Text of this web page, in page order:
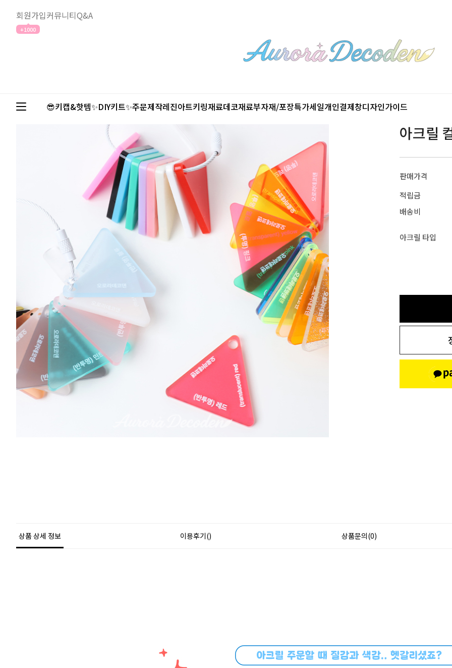
회원가입
+1000
커뮤니티Q&A
😎키캡&핫템✨DIY키트✨주문제작레진아트키링재료데코재료부자재/포장특가세일개인결제창디자인가이드
아크릴
판매가격
적립금
배송비
아크릴 타입
상품 상세 정보 이용후기() 상품문의(0)